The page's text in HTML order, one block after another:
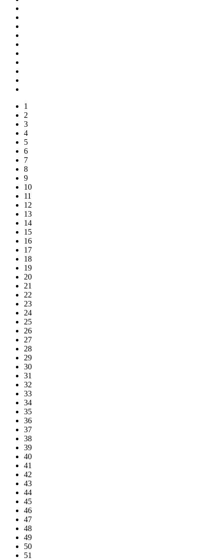
1
2
3
4
5
6
7
8
9
10
11
12
13
14
15
16
17
18
19
20
21
22
23
24
25
26
27
28
29
30
31
32
33
34
35
36
37
38
39
40
41
42
43
44
45
46
47
48
49
50
51